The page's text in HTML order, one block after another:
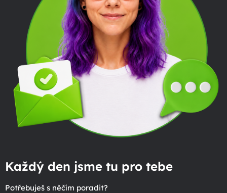
Každý den jsme tu pro tebe
Potřebuješ s něčím poradit?